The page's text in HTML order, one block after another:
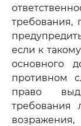
требования,
если к
основного
противном
право
требования